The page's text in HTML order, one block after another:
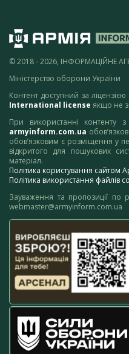
© 2018 - 2026, ІНФОРМАЦІЙНЕ
Міністерство оборони України
Контент доступний за ліцензією
International license якщо не
При використанні контенту
armyinform.com.ua
обов’язковим є розміщення у
відкритого для пошукових
матеріал.
Політика користування сайтом
Політика використання файлів
Зауваження та пропозиції по
webmaster@armyinform.com.ua